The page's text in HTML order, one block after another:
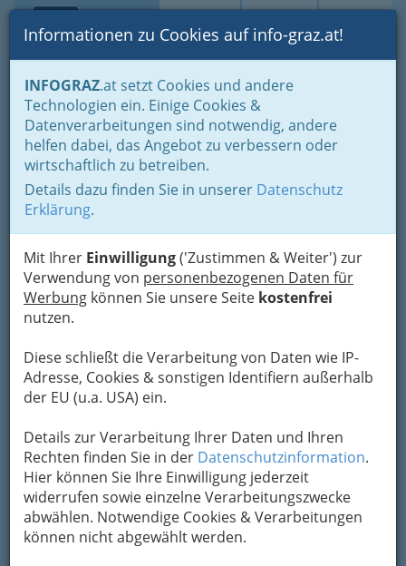
Suche Login Toggle
Informationen zu Cookies auf info-graz.at!
INFOGRAZ.at setzt Cookies und andere
Technologien ein. Einige Cookies &
Datenverarbeitungen sind notwendig, andere
helfen dabei, das Angebot zu verbessern oder
wirtschaftlich zu betreiben.
Details dazu finden Sie in unserer Datenschutz
Erklärung.
Mit Ihrer Einwilligung('Zustimmen & Weiter') zur
Verwendung von personenbezogenen Daten für
Werbung können Sie unsere Seite kostenfrei
nutzen.
Diese schließt die Verarbeitung von Daten wie IP-
Adresse, Cookies & sonstigen Identifiern außerhalb
der EU (u.a. USA) ein.
Details zur Verarbeitung Ihrer Daten und Ihren
Rechten finden Sie in der Datenschutzinformation.
Hier können Sie Ihre Einwilligung jederzeit
widerrufen sowie einzelne Verarbeitungszwecke
abwählen. Notwendige Cookies & Verarbeitungen
können nicht abgewählt werden.
Home Blogs Bedingungen zur Nutzung des Blogs
Voraussetzungen und
Bedingungen zur Nutzung
des INFOGRAZ.at-
Blogbereichs
Suchen Sie hier in allen Blog-Bereichen von
INFOGRAZ.at mit Google™-Technik
Darauf müssen wir zum
beiderseitigem Schutz bestehen
Keine Diskriminierung und Hass oder